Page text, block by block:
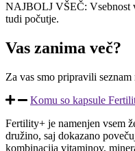
NAJBOLJ VŠEČ: Vsebnost
tudi počutje.
Vas zanima več?
Za vas smo pripravili
Komu so kapsule
Fertility+ je namenjen vsem
družino, saj dokazano
kombinacija vitaminov,